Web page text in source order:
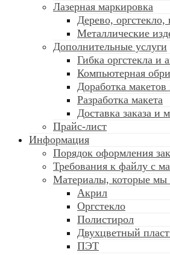
Лазерная маркировка
Дерево, оргстекло,
Металлические
Дополнительные услуги
Гибка оргстекла и
Компьютерная
Доработка макетов
Разработка макета
Доставка заказа и
Прайс-лист
Информация
Порядок оформления
Требования к файлу c
Материалы, которые мы
Акрил
Оргстекло
Полистирол
Двухцветный
ПЭТ